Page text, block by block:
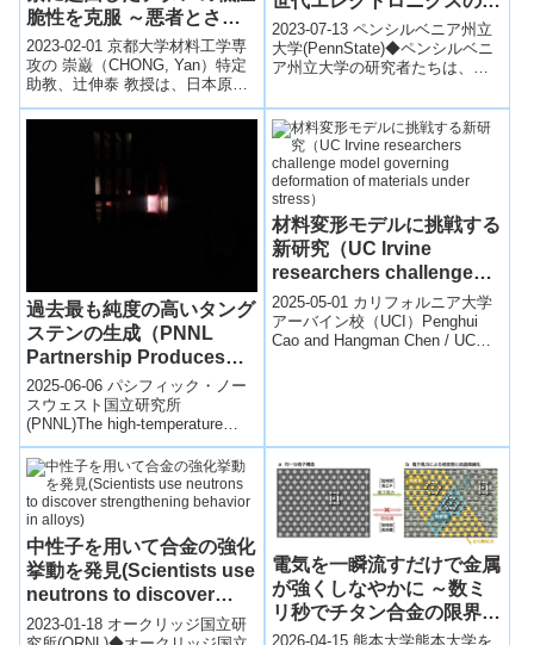
脆性を克服 ～悪者とされ
てきた不純物酸素の有効利
用に期待～
2023-02-01 京都大学材料工学専
攻の 崇巌（CHONG, Yan）特定
助教、辻伸泰 教授は、日本原子
力研究開発機構の都留智仁 研究
主幹と共同研究を行い、...
却を可能にするかもしれな
い(New high-power
thermoelectric device
next-gen electronics)
2023-07-13 ペンシルベニア州立
大学(PennState)◆ペンシルベニ
ア州立大学の研究者たちは、新
行の商業用ユニットよりも...
過去最も純度の高いタング
ステンの生成（PNNL
Partnership Produces
Purest-Ever Tungsten）
2025-06-06 パシフィック・ノー
スウェスト国立研究所
(PNNL)The high-temperature
plasma from the mass s...
材料変形モデルに挑戦する
新研究（UC Irvine
researchers challenge
model governing
deformation of materials
under stress）
2025-05-01 カリフォルニア大学
アーバイン校（UCI）Penghui
Cao and Hangman Chen / UC
中性子を用いて合金の強化
挙動を発見(Scientists use
neutrons to discover
strengthening behavior
2023-01-18 オークリッジ国立研
電気を一瞬流すだけで金属
が強くしなやかに ～数ミ
リ秒でチタン合金の限界を
超える新加工法～
2026-04-15 熊本大学熊本大学を